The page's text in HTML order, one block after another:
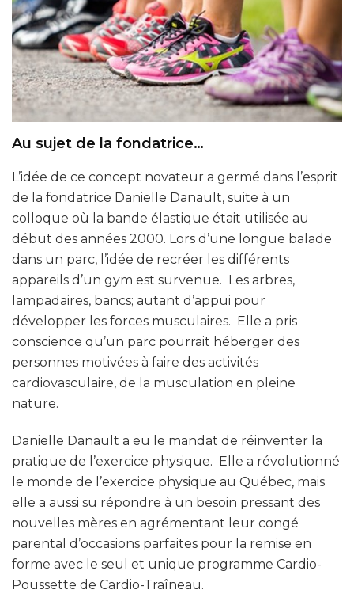
Au sujet de la fondatrice…
L’idée de ce concept novateur a germé dans l’esprit
de la fondatrice Danielle Danault, suite à un
colloque où la bande élastique était utilisée au
début des années 2000. Lors d’une longue balade
dans un parc, l’idée de recréer les différents
appareils d’un gym est survenue. Les arbres,
lampadaires, bancs; autant d’appui pour
développer les forces musculaires. Elle a pris
conscience qu’un parc pourrait héberger des
personnes motivées à faire des activités
cardiovasculaire, de la musculation en pleine
nature.
Danielle Danault a eu le mandat de réinventer la
pratique de l’exercice physique. Elle a révolutionné
le monde de l’exercice physique au Québec, mais
elle a aussi su répondre à un besoin pressant des
nouvelles mères en agrémentant leur congé
parental d’occasions parfaites pour la remise en
forme avec le seul et unique programme Cardio-
Poussette de Cardio-Traîneau.